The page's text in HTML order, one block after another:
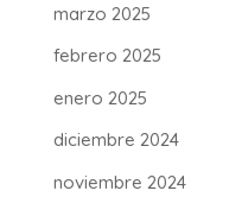
marzo 2025
febrero 2025
enero 2025
diciembre 2024
noviembre 2024